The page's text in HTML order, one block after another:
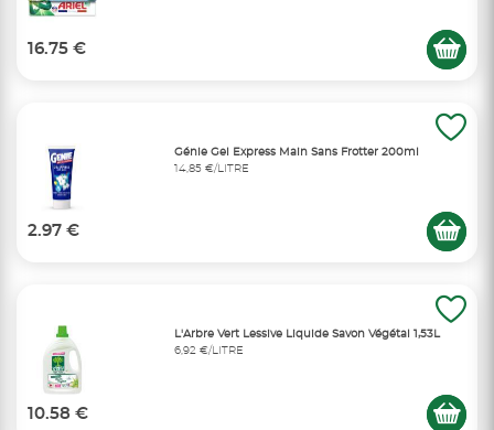
16.75 €
Génie Gel Express Main Sans Frotter 200ml
14,85 €/LITRE
2.97 €
L'Arbre Vert Lessive Liquide Savon Végétal 1,53L
6,92 €/LITRE
10.58 €